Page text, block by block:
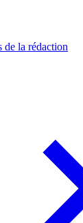
de la rédaction